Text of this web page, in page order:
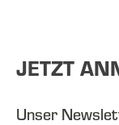
JETZT
Unser